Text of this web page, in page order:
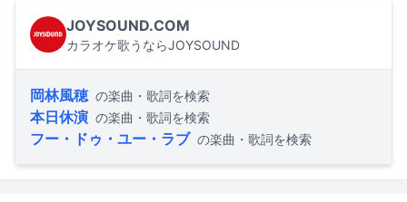
JOYSOUND.COM
カラオケ歌うならJOYSOUND
岡林風穂 の楽曲・歌詞を検索
本日休演 の楽曲・歌詞を検索
フー・ドゥ・ユー・ラブ の楽曲・歌詞を検索